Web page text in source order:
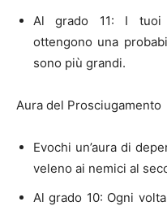
Al grado 11: I tuoi
ottengono una
sono più grandi.
Aura del Prosciugamento
Evochi un’aura di
veleno ai nemici al
Al grado 10: Ogni